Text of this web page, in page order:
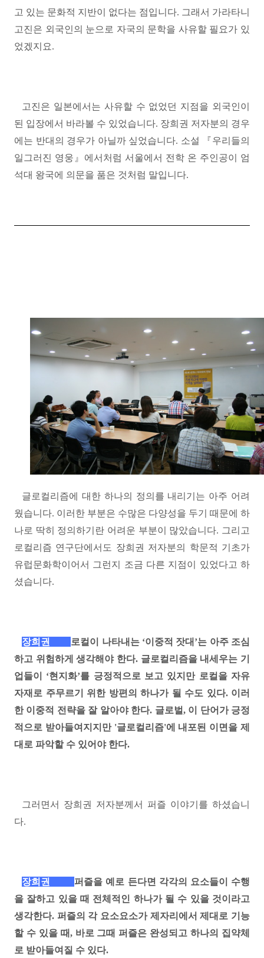
고 있는 문화적 지반이 없다는 점입니다. 그래서 가라타니
고진은 외국인의 눈으로 자국의 문학을 사유할 필요가 있
었겠지요.
고진은 일본에서는 사유할 수 없었던 지점을 외국인이
된 입장에서 바라볼 수 있었습니다. 장희권 저자분의 경우
에는 반대의 경우가 아닐까 싶었습니다. 소설 『우리들의
일그러진 영웅 』 에서처럼 서울에서 전학 온 주인공이 엄
석대 왕국에 의문을 품은 것처럼 말입니다.
글로컬리즘에 대한 하나의 정의를 내리기는 아주 어려
웠습니다. 이러한 부분은 수많은 다양성을 두기 때문에 하
나로 딱히 정의하기란 어려운 부분이 많았습니다. 그리고
로컬리즘 연구단에서도 장희권 저자분의 학문적 기초가
유럽문화학이어서 그런지 조금 다른 지점이 있었다고 하
셨습니다.
장희권 로컬이 나타내는 ‘이중적 잣대 ’는 아주 조심
하고 위험하게 생각해야 한다. 글로컬리즘을 내세우는 기
업들이 ‘현지화’를 긍정적으로 보고 있지만 로컬을 자유
자재로 주무르기 위한 방편의 하나가 될 수도 있다. 이러
한 이중적 전략을 잘 알아야 한다. 글로벌, 이 단어가 긍정
적으로 받아들여지지만 '글로컬리즘'에 내포된 이면을 제
대로 파악할 수 있어야 한다.
그러면서 장희권 저자분께서 퍼즐 이야기를 하셨습니
다.
장희권
퍼즐을 예로 든다면 각각의 요소들이 수행
을 잘하고 있을 때 전체적인 하나가 될 수 있을 것이라고
생각한다. 퍼즐의 각 요소요소가 제자리에서 제대로 기능
할 수 있을 때, 바로 그때 퍼즐은 완성되고 하나의 집약체
로 받아들여질 수 있다.